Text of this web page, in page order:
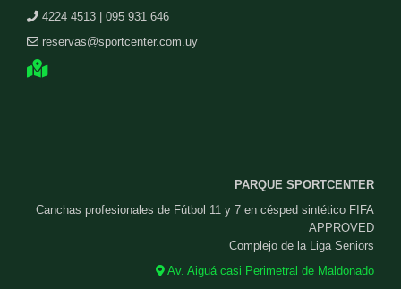
4224 4513 | 095 931 646
reservas@sportcenter.com.uy
PARQUE SPORTCENTER
Canchas profesionales de Fútbol 11 y 7 en césped sintético FIFA
APPROVED
Complejo de la Liga Seniors
Av. Aiguá casi Perimetral de Maldonado